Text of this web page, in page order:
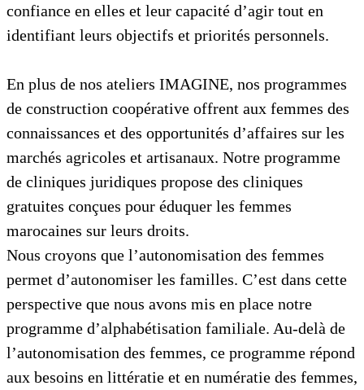
confiance en elles et leur capacité d’agir tout en
identifiant leurs objectifs et priorités personnels.
En plus de nos ateliers IMAGINE, nos programmes
de construction coopérative offrent aux femmes des
connaissances et des opportunités d’affaires sur les
marchés agricoles et artisanaux. Notre programme
de cliniques juridiques propose des cliniques
gratuites conçues pour éduquer les femmes
marocaines sur leurs droits.
Nous croyons que l’autonomisation des femmes
permet d’autonomiser les familles. C’est dans cette
perspective que nous avons mis en place notre
programme d’alphabétisation familiale. Au-delà de
l’autonomisation des femmes, ce programme répond
aux besoins en littératie et en numératie des femmes,